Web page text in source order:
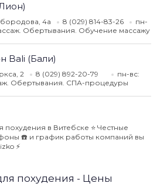
4а 8 (029) 814-83-26
пн-
Обертывания. Обучение массажу
Bali (Бали)
2 8 (029) 892-20-79
пн-вс:
Обертывания. СПА-процедуры
похудения в Витебске ⭐️ Честные
☎️ и график работы компаний вы
⚡️
похудения - Цены